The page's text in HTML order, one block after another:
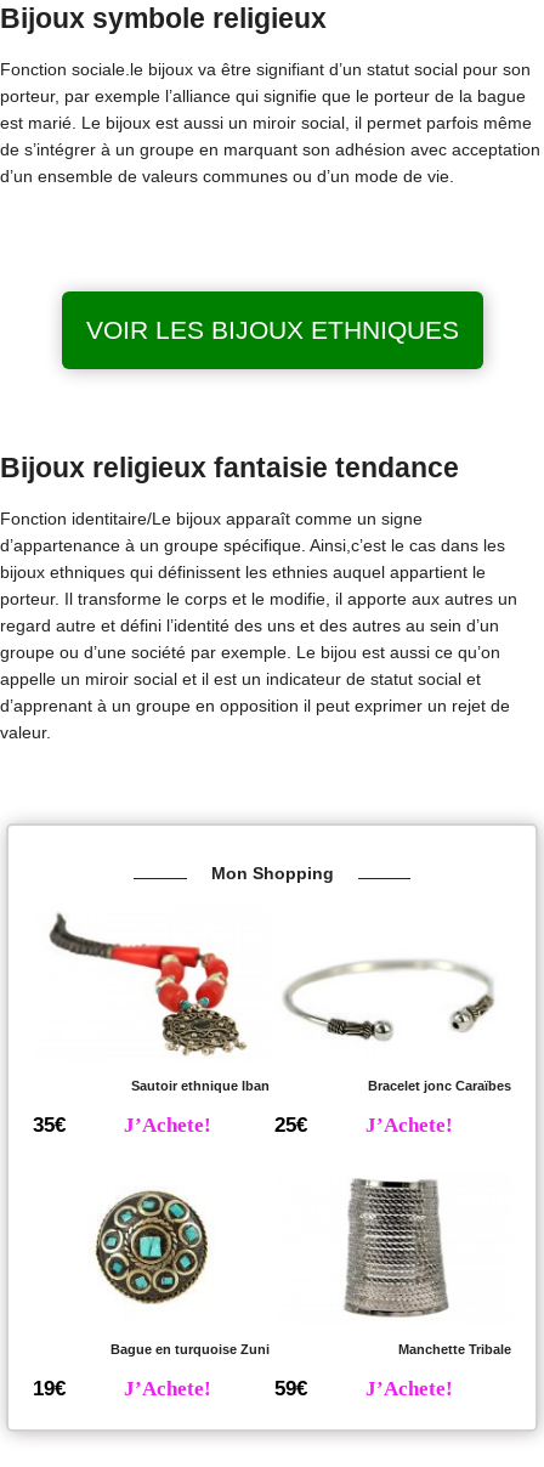
Bijoux symbole religieux
Fonction sociale.le bijoux va être signifiant d’un statut social pour son
porteur, par exemple l’alliance qui signifie que le porteur de la bague
est marié. Le bijoux est aussi un miroir social, il permet parfois même
de s’intégrer à un groupe en marquant son adhésion avec acceptation
d’un ensemble de valeurs communes ou d’un mode de vie.
VOIR LES BIJOUX ETHNIQUES
Bijoux religieux fantaisie tendance
Fonction identitaire/Le bijoux apparaît comme un signe
d’appartenance à un groupe spécifique. Ainsi,c’est le cas dans les
bijoux ethniques qui définissent les ethnies auquel appartient le
porteur. Il transforme le corps et le modifie, il apporte aux autres un
regard autre et défini l’identité des uns et des autres au sein d’un
groupe ou d’une société par exemple. Le bijou est aussi ce qu’on
appelle un miroir social et il est un indicateur de statut social et
d’apprenant à un groupe en opposition il peut exprimer un rejet de
valeur.
Mon Shopping
Sautoir ethnique Iban
35€ J’Achete!
Bracelet jonc Caraïbes
25€ J’Achete!
Bague en turquoise Zuni
19€ J’Achete!
Manchette Tribale
59€ J’Achete!